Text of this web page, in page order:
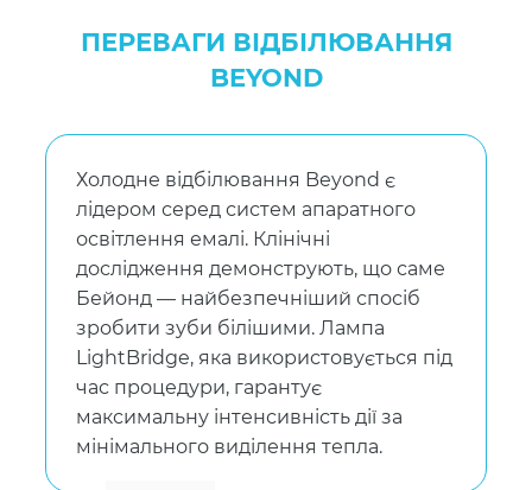
ПЕРЕВАГИ ВІДБІЛЮВАННЯ
BEYOND
Холодне відбілювання Beyond є
лідером серед систем апаратного
освітлення емалі. Клінічні
дослідження демонструють, що саме
Бейонд — найбезпечніший спосіб
зробити зуби білішими. Лампа
LightBridge, яка використовується під
час процедури, гарантує
максимальну інтенсивність дії за
мінімального виділення тепла.